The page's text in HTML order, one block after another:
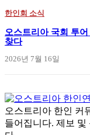
한인회 소식
오스트리아 국회 투
찾다
2026년 7월 16일
오스트리아 한인 커
들어집니다. 제보 및